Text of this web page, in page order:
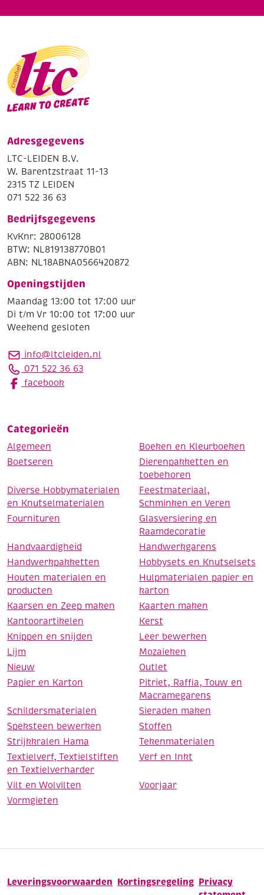
Adresgegevens
LTC-LEIDEN B.V.
W. Barentzstraat 11-13
2315 TZ LEIDEN
071 522 36 63
Bedrijfsgegevens
KvKnr: 28006128
BTW: NL819138770B01
ABN: NL18ABNA0566420872
Openingstijden
Maandag 13:00 tot 17:00 uur
Di t/m Vr 10:00 tot 17:00 uur
Weekend gesloten
info@ltcleiden.nl
071 522 36 63
facebook
Categorieën
Algemeen
Boeken en Kleurboeken
Boetseren
Dierenpakketten en
toebehoren
Diverse Hobbymaterialen
en Knutselmaterialen
Feestmateriaal,
Schminken en Veren
Fournituren
Glasversiering en
Raamdecoratie
Handvaardigheid
Handwerkgarens
Handwerkpakketten
Hobbysets en Knutselsets
Houten materialen en
producten
Hulpmaterialen papier en
karton
Kaarsen en Zeep maken
Kaarten maken
Kantoorartikelen
Kerst
Knippen en snijden
Leer bewerken
Lijm
Mozaieken
Nieuw
Outlet
Papier en Karton
Pitriet, Raffia, Touw en
Macramegarens
Schildersmaterialen
Sieraden maken
Speksteen bewerken
Stoffen
Strijkkralen Hama
Tekenmaterialen
Textielverf, Textielstiften
en Textielverharder
Verf en Inkt
Vilt en Wolvilten
Voorjaar
Vormgieten
Leveringsvoorwaarden Kortingsregeling Privacy